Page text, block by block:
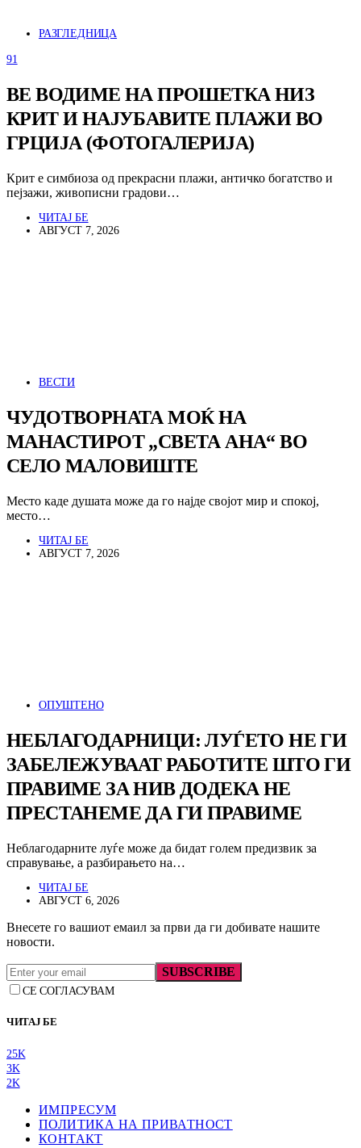
РАЗГЛЕДНИЦА
91
ВЕ ВОДИМЕ НА ПРОШЕТКА НИЗ
КРИТ И НАЈУБАВИТЕ ПЛАЖИ ВО
ГРЦИЈА (ФОТОГАЛЕРИЈА)
Крит е симбиоза од прекрасни плажи, античко богатство и
пејзажи, живописни градови…
ЧИТАЈ БЕ
АВГУСТ 7, 2026
ВЕСТИ
ЧУДОТВОРНАТА МОЌ НА
МАНАСТИРОТ „СВЕТА АНА“ ВО
СЕЛО МАЛОВИШТЕ
Место каде душата може да го најде својот мир и спокој,
место…
ЧИТАЈ БЕ
АВГУСТ 7, 2026
ОПУШТЕНО
НЕБЛАГОДАРНИЦИ: ЛУЃЕТО НЕ ГИ
ЗАБЕЛЕЖУВААТ РАБОТИТЕ ШТО ГИ
ПРАВИМЕ ЗА НИВ ДОДЕКА НЕ
ПРЕСТАНЕМЕ ДА ГИ ПРАВИМЕ
Неблагодарните луѓе може да бидат голем предизвик за
справување, а разбирањето на…
ЧИТАЈ БЕ
АВГУСТ 6, 2026
Внесете го вашиот емаил за први да ги добивате нашите
новости.
SUBSCRIBE
СЕ СОГЛАСУВАМ
ЧИТАЈ БЕ
25K
3K
2K
ИМПРЕСУМ
ПОЛИТИКА НА ПРИВАТНОСТ
КОНТАКТ